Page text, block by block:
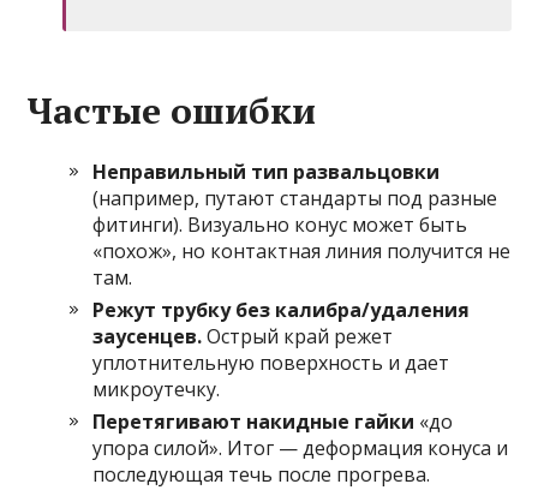
Частые ошибки
Неправильный тип развальцовки
(например, путают стандарты под разные
фитинги). Визуально конус может быть
«похож», но контактная линия получится не
там.
Режут трубку без калибра/удаления
заусенцев.Острый край режет
уплотнительную поверхность и дает
микроутечку.
Перетягивают накидные гайки «до
упора силой». Итог — деформация конуса и
последующая течь после прогрева.